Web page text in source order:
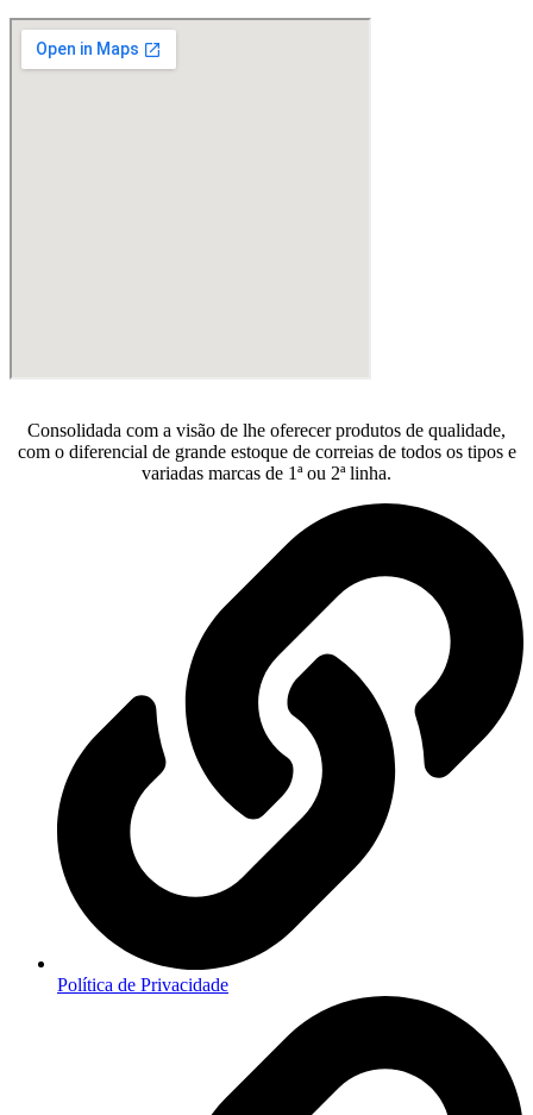
Consolidada com a visão de lhe oferecer produtos de qualidade,
com o diferencial de grande estoque de correias de todos os tipos e
variadas marcas de 1ª ou 2ª linha.
Política de Privacidade